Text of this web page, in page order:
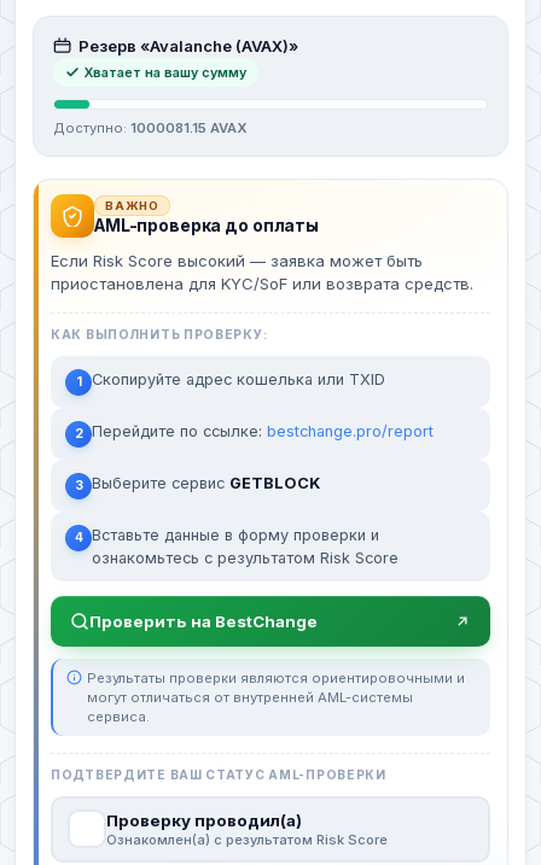
Резерв «Avalanche (AVAX)»
Хватает на вашу сумму
Доступно: 1000081.15 AVAX
ВАЖНО
AML-проверка до оплаты
Если Risk Score высокий — заявка может быть
приостановлена для KYC/SoF или возврата средств.
КАК ВЫПОЛНИТЬ ПРОВЕРКУ:
1 Скопируйте адрес кошелька или TXID
2 Перейдите по ссылке: bestchange.pro/report
3 Выберите сервис GETBLOCK
4 Вставьте данные в форму проверки и
ознакомьтесь с результатом Risk Score
Проверить на BestChange
Результаты проверки являются ориентировочными и
могут отличаться от внутренней AML-системы
сервиса.
ПОДТВЕРДИТЕ ВАШ СТАТУС AML-ПРОВЕРКИ
Проверку проводил(а)
Ознакомлен(а) с результатом Risk Score